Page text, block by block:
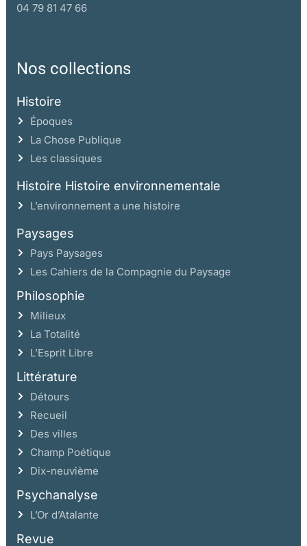
04 79 81 47 66
Nos collections
Histoire
Époques
La Chose Publique
Les classiques
Histoire Histoire environnementale
L’environnement a une histoire
Paysages
Pays Paysages
Les Cahiers de la Compagnie du Paysage
Philosophie
Milieux
La Totalité
L’Esprit Libre
Littérature
Détours
Recueil
Des villes
Champ Poétique
Dix-neuvième
Psychanalyse
L’Or d’Atalante
Revue